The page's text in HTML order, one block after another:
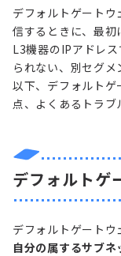
デフォルトゲート
信するときに、最初
L3機器のIPアドレ
られない、別セグメ
以下、デフォルト
点、よくあるトラブ
デフォルトゲ
デフォルトゲート
自分の属するサブネ